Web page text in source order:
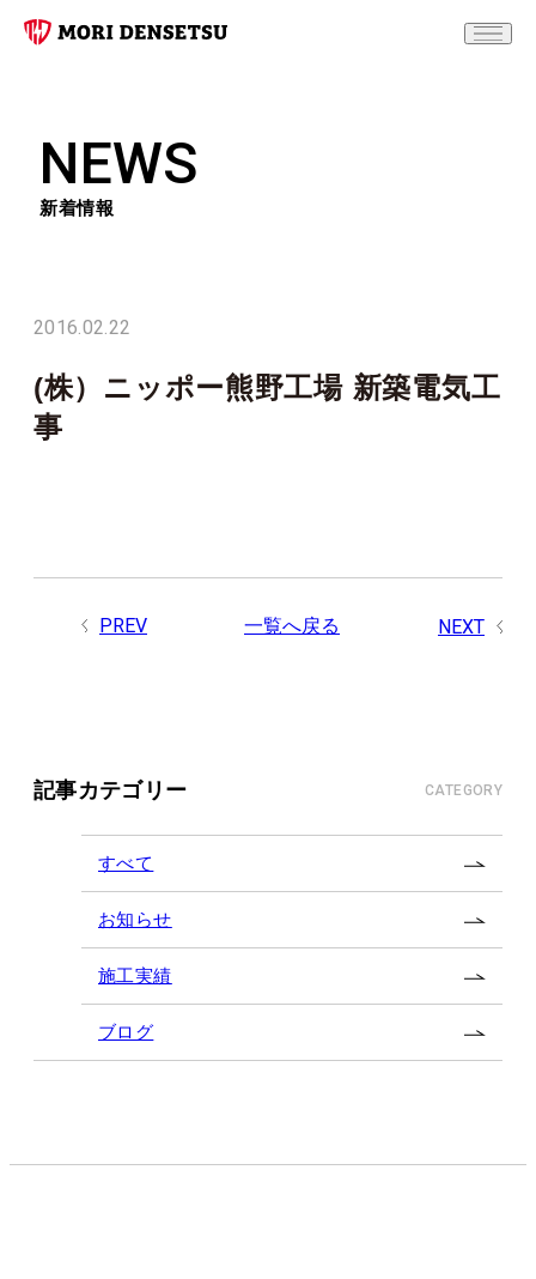
NEWS
新着情報
記事カテゴリー CATEGORY
すべて
お知らせ
施工実績
ブログ
2016.02.22
(株）ニッポー熊野工場 新築電気工
事
PREV 一覧へ戻る NEXT